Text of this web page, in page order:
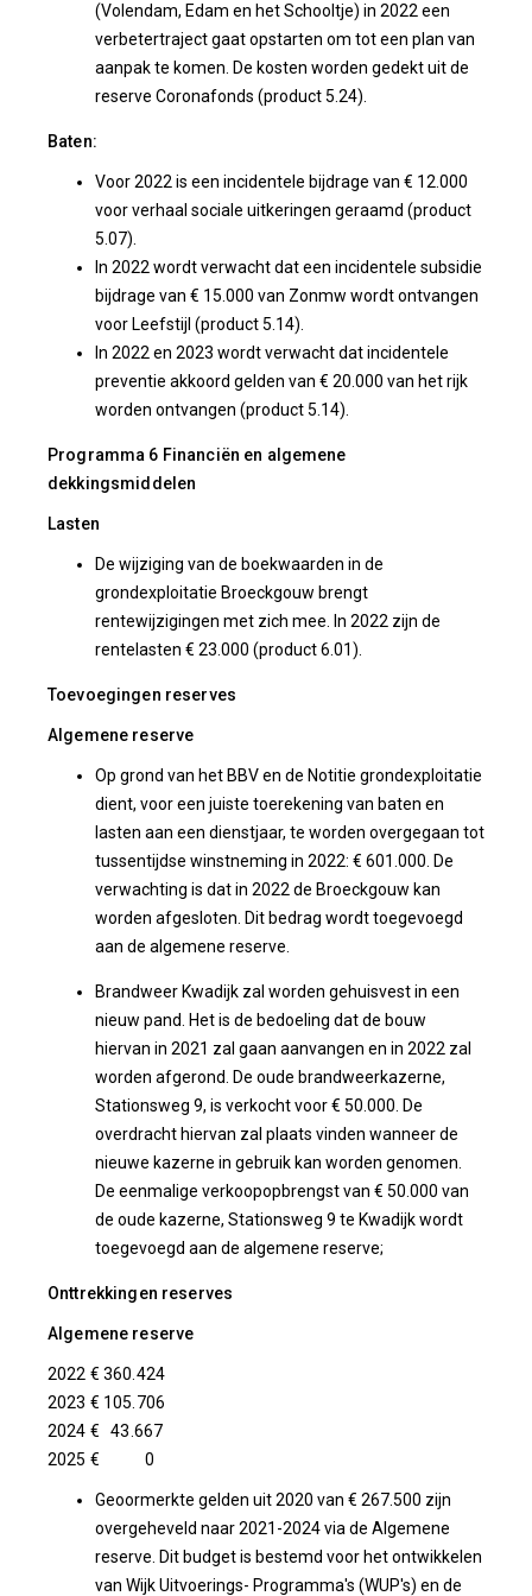
(Volendam, Edam en het Schooltje) in 2022 een
verbetertraject gaat opstarten om tot een plan van
aanpak te komen. De kosten worden gedekt uit de
reserve Coronafonds (product 5.24).
Baten:
Voor 2022 is een incidentele bijdrage van € 12.000
voor verhaal sociale uitkeringen geraamd (product
5.07).
In 2022 wordt verwacht dat een incidentele subsidie
bijdrage van € 15.000 van Zonmw wordt ontvangen
voor Leefstijl (product 5.14).
In 2022 en 2023 wordt verwacht dat incidentele
preventie akkoord gelden van € 20.000 van het rijk
worden ontvangen (product 5.14).
Programma 6 Financiën en algemene
dekkingsmiddelen
Lasten
De wijziging van de boekwaarden in de
grondexploitatie Broeckgouw brengt
rentewijzigingen met zich mee. In 2022 zijn de
rentelasten € 23.000 (product 6.01).
Toevoegingen reserves
Algemene reserve
Op grond van het BBV en de Notitie grondexploitatie
dient, voor een juiste toerekening van baten en
lasten aan een dienstjaar, te worden overgegaan tot
tussentijdse winstneming in 2022: € 601.000. De
verwachting is dat in 2022 de Broeckgouw kan
worden afgesloten. Dit bedrag wordt toegevoegd
aan de algemene reserve.
Brandweer Kwadijk zal worden gehuisvest in een
nieuw pand. Het is de bedoeling dat de bouw
hiervan in 2021 zal gaan aanvangen en in 2022 zal
worden afgerond. De oude brandweerkazerne,
Stationsweg 9, is verkocht voor € 50.000. De
overdracht hiervan zal plaats vinden wanneer de
nieuwe kazerne in gebruik kan worden genomen.
De eenmalige verkoopopbrengst van € 50.000 van
de oude kazerne, Stationsweg 9 te Kwadijk wordt
toegevoegd aan de algemene reserve;
Onttrekkingen reserves
Algemene reserve
2022 € 360.424
2023 € 105.706
2024 € 43.667
2025 € 0
Geoormerkte gelden uit 2020 van € 267.500 zijn
overgeheveld naar 2021-2024 via de Algemene
reserve. Dit budget is bestemd voor het ontwikkelen
van Wijk Uitvoerings- Programma's (WUP's) en de